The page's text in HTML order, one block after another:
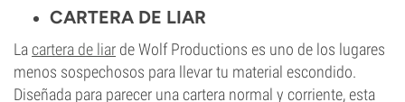
CARTERA DE LIAR
Lacartera de liar de Wolf Productions es uno de los lugares
menos sospechosos para llevar tu material escondido.
Diseñada para parecer una cartera normal y corriente, esta